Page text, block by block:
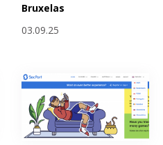
Bruxelas
03.09.25